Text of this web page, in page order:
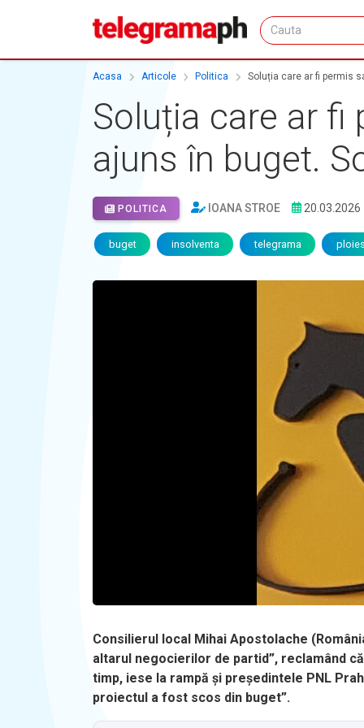
Acasa Articole Politica Soluția care ar fi permis
Soluția care ar fi
ajuns în buget.
POLITICA IOANA STROE 20.03.2026
buget insolventa telegrama
Consilierul local Mihai Apostolache
altarul negocierilor de partid”, reclamând
timp, iese la rampă și președintele PNL
proiectul a fost scos din buget”.